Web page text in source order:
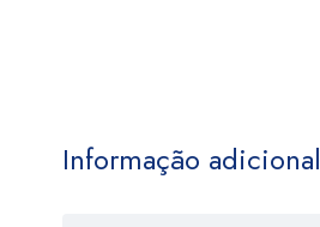
Informação adicional